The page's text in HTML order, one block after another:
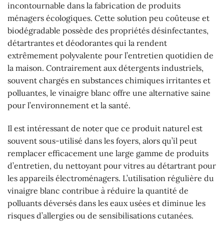
incontournable dans la fabrication de produits
ménagers écologiques. Cette solution peu coûteuse et
biodégradable possède des propriétés désinfectantes,
détartrantes et déodorantes qui la rendent
extrêmement polyvalente pour l’entretien quotidien de
la maison. Contrairement aux détergents industriels,
souvent chargés en substances chimiques irritantes et
polluantes, le vinaigre blanc offre une alternative saine
pour l’environnement et la santé.
Il est intéressant de noter que ce produit naturel est
souvent sous-utilisé dans les foyers, alors qu’il peut
remplacer efficacement une large gamme de produits
d’entretien, du nettoyant pour vitres au détartrant pour
les appareils électroménagers. L’utilisation régulière du
vinaigre blanc contribue à réduire la quantité de
polluants déversés dans les eaux usées et diminue les
risques d’allergies ou de sensibilisations cutanées.